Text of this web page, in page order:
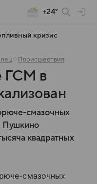
+24°
кризис
Происшествия
ГСМ в
смазочных
Пушкино
квадратных
смазочных